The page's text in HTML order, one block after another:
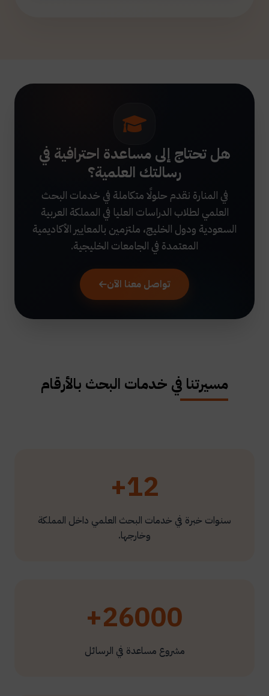
هل تحتاج إلى مساعدة احترافية في
رسالتك العلمية؟
في المنارة نقدم حلولًا متكاملة في خدمات البحث
العلمي لطلاب الدراسات العليا في المملكة العربية
السعودية ودول الخليج، ملتزمين بالمعايير الأكاديمية
المعتمدة في الجامعات الخليجية.
تواصل معنا الآن
مسيرتنا في خدمات البحث بالأرقام
12+
سنوات خبرة في خدمات البحث العلمي داخل المملكة
وخارجها.
26000+
مشروع مساعدة في الرسائل